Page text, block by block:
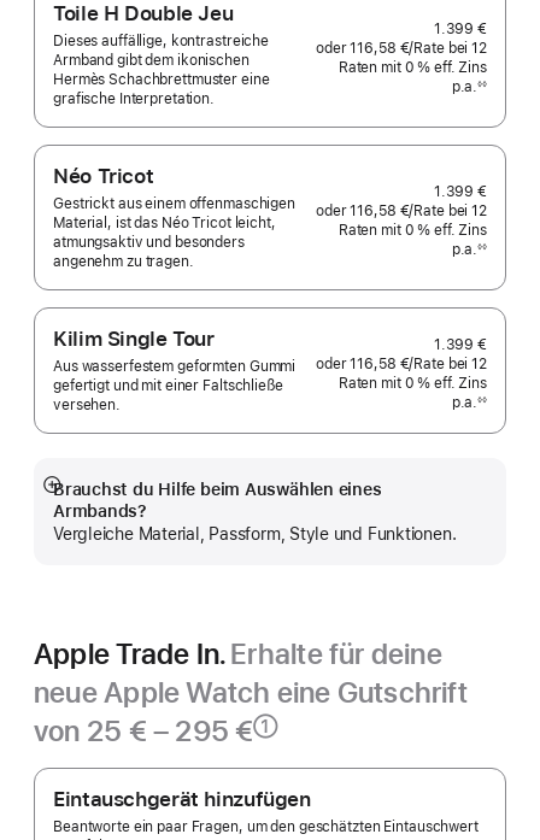
Toile H Double Jeu
Dieses auffällige, kontrastreiche
Armband gibt dem ikonischen
Hermès Schachbrettmuster eine
grafische Interpretation.
1.399 €
oder116,58 €/Rate pro
Rate
bei 12
Raten Raten
mit 0 % eff. Zins
p.a.eff.
◊◊
Néo Tricot
Gestrickt aus einem offenmaschigen
Material, ist das Néo Tricot leicht,
atmungsaktiv und besonders
angenehm zu tragen.
1.399 €
oder116,58 €/Rate pro
Rate
bei 12
Raten Raten
mit 0 % eff. Zins
p.a.eff.
◊◊
Kilim Single Tour
Aus wasserfestem geformten Gummi
gefertigt und mit einer Falt­schließe
versehen.
1.399 €
oder116,58 €/Rate pro
Rate
bei 12
Raten Raten
mit 0 % eff. Zins
p.a.eff.
Zins p.a.
◊◊
Brauchst du Hilfe beim Auswählen eines
Armbands?
Vergleiche Material, Passform, Style und Funktionen.
Mehr
anzeigen
Apple Trade In.Erhalte für deine
neue Apple Watch eine Gutschrift
von 25 € – 295 €①
Apple
Trade In.
Eintauschgerät hinzufügen
Beantworte ein paar Fragen, um den geschätzten Eintauschwert